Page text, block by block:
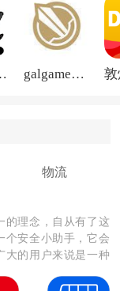
辆信息，减少寻
旧版 galgame游戏盒子2026
物流
的理念，自从有了这
个安全小助手，它会
大的用户来说是一种